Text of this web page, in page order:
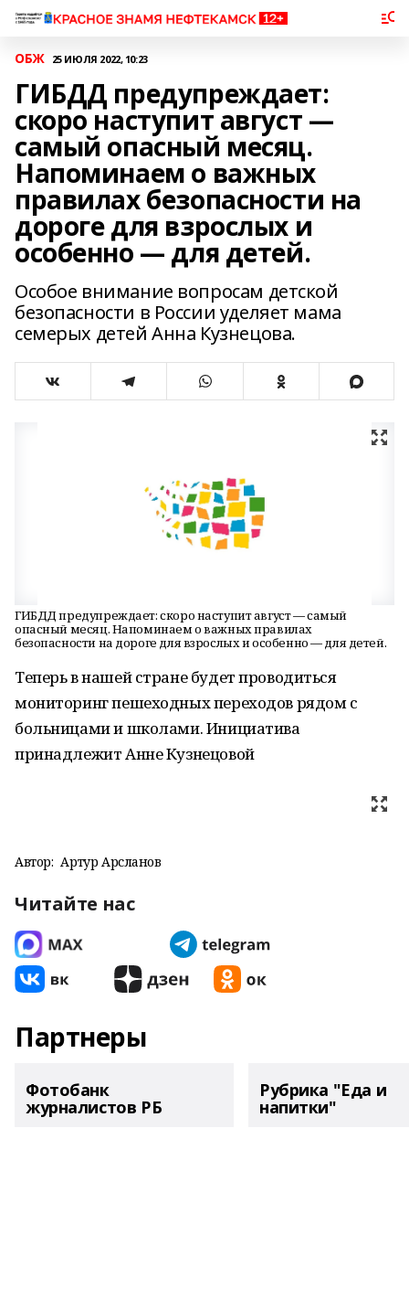
ОБЖ 25 ИЮЛЯ 2022, 10:23
ГИБДД предупреждает:
скоро наступит август —
самый опасный месяц.
Напоминаем о важных
правилах безопасности на
дороге для взрослых и
особенно — для детей.
Особое внимание вопросам детской
безопасности в России уделяет мама
семерых детей Анна Кузнецова.
ГИБДД предупреждает: скоро наступит август — самый
опасный месяц. Напоминаем о важных правилах
безопасности на дороге для взрослых и особенно — для детей.
Теперь в нашей стране будет проводиться
мониторинг пешеходных переходов рядом с
больницами и школами. Инициатива
принадлежит Анне Кузнецовой
Автор: Артур Арсланов
Читайте нас
Партнеры
Фотобанк
журналистов РБ
Рубрика "Еда и
напитки"